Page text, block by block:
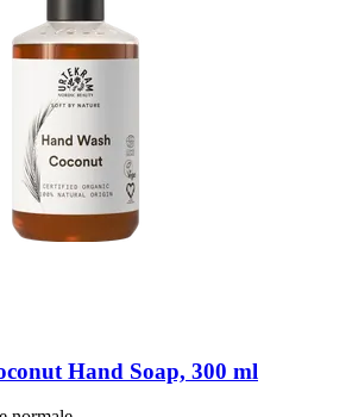
Hand Soap, 300 ml